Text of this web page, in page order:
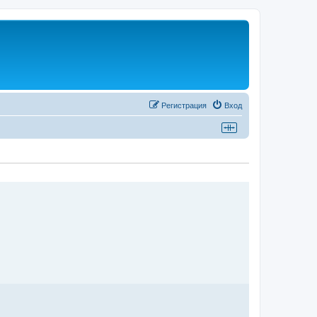
Вход
Регистрация